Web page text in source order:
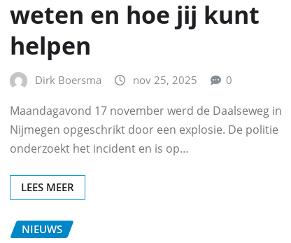
weten en hoe jij kunt
helpen
Dirk Boersma nov 25, 2025 0
Maandagavond 17 november werd de Daalseweg in
Nijmegen opgeschrikt door een explosie. De politie
onderzoekt het incident en is op…
LEES MEER
NIEUWS